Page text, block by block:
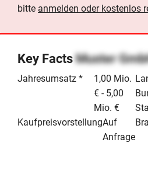
bitte anmelden oder kostenlos
Key FactsMuster
Jahresumsatz *
1,00 Mio.
€ - 5,00
Mio. €
KaufpreisvorstellungAuf
Anfrage